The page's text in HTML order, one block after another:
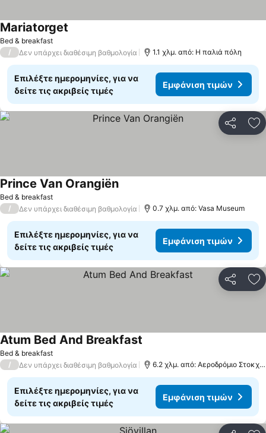
Bed & breakfast
Mariatorget
/ Δεν υπάρχει διαθέσιμη βαθμολογία 1.1 χλμ. από: Η παλιά πόλη
Επιλέξτε ημερομηνίες, για να
δείτε τις ακριβείς τιμές
Εμφάνιση τιμών
Bed & breakfast
Prince Van Orangiën
/ Δεν υπάρχει διαθέσιμη βαθμολογία 0.7 χλμ. από: Vasa Museum
Επιλέξτε ημερομηνίες, για να
δείτε τις ακριβείς τιμές
Εμφάνιση τιμών
Bed & breakfast
Atum Bed And Breakfast
/ Δεν υπάρχει διαθέσιμη βαθμολογία 6.2 χλμ. από: Αεροδρόμιο Στοκχόλμη - Μπρόμνα
Επιλέξτε ημερομηνίες, για να
δείτε τις ακριβείς τιμές
Εμφάνιση τιμών